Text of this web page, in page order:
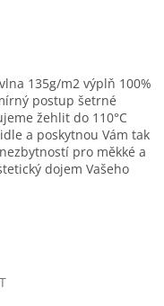
135g/m2 výplň 100%
postup šetrné
žehlit do 110°C
a poskytnou Vám tak
pro měkké a
dojem Vašeho